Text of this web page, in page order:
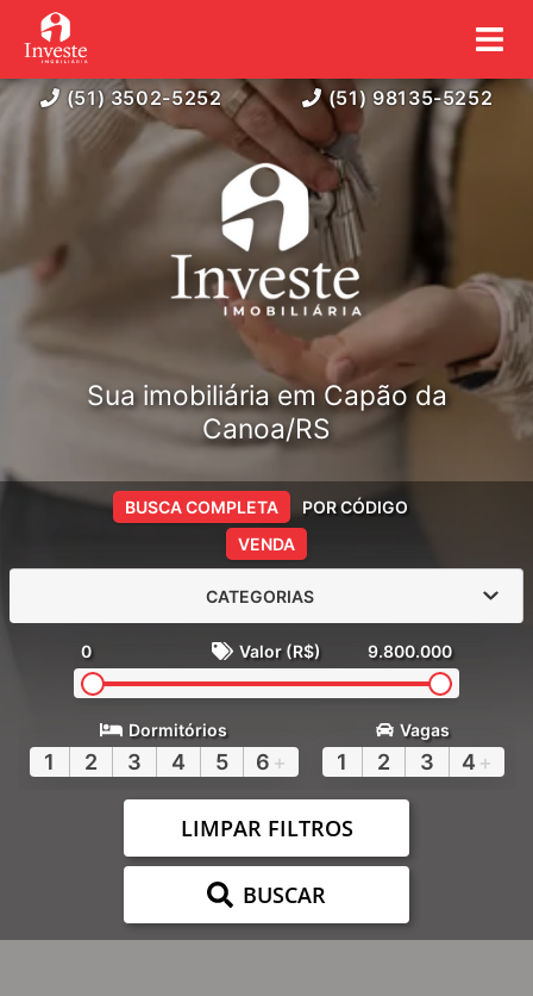
(51) 3502-5252 (51) 98135-5252
Sua imobiliária em Capão da
Canoa/RS
VENDA
BUSCA COMPLETA POR CÓDIGO
CATEGORIAS
0 Valor (R$) 9.800.000
Dormitórios
1 2 3 4 5 6 +
Vagas
1 2 3 4 +
LIMPAR FILTROS
BUSCAR